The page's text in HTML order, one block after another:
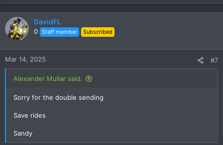
DavidFL
0 Staff member Subscribed
Mar 14, 2025 #7
Alexander Muliar said:
Sorry for the double sending
Save rides
Sandy